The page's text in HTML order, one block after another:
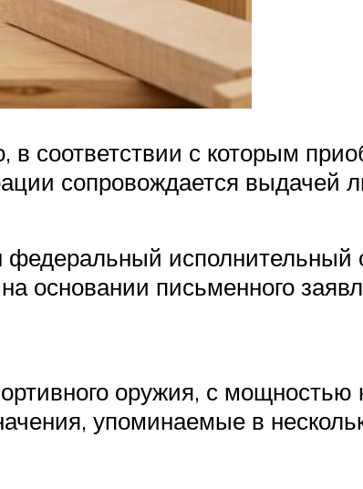
в соответствии с которым
сопровождается выдачей
исполнительный
основании письменного
оружия, с мощностью
упоминаемые в